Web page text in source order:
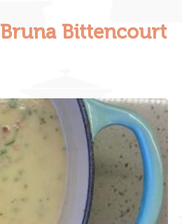
Bruna Bittencourt